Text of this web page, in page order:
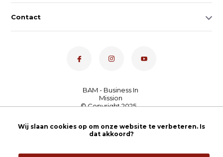
Contact
Dé toetsenspecialist van
Nederland4,7- bekijk
onze 100+ reviews
Wij slaan cookies op om onze website te verbeteren. Is
dat akkoord?